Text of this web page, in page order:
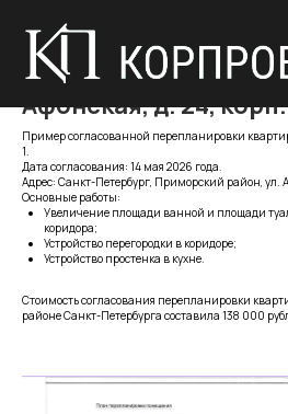
Реальный пример
перепланировки
Афонская, д. 24, корп.
Пример согласованной перепланировки
1.
Дата согласования: 14 мая 2026 года.
Адрес: Санкт-Петербург, Приморский район, ул.
Основные работы:
Увеличение площади ванной и площади
коридора;
Устройство перегородки в коридоре;
Устройство простенка в кухне.
Стоимость согласования перепланировки
районе Санкт-Петербурга составила 138 000